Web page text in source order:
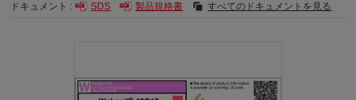
ドキュメント :
SDS 製品規格書 すべてのドキュメントを見る